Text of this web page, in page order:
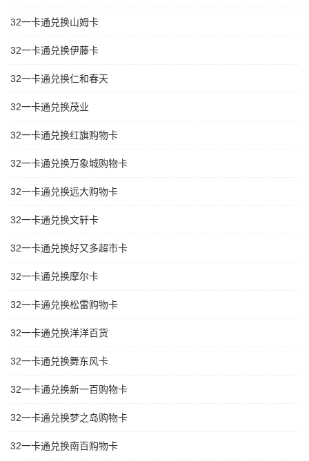
32一卡通兑换山姆卡
32一卡通兑换伊藤卡
32一卡通兑换仁和春天
32一卡通兑换茂业
32一卡通兑换红旗购物卡
32一卡通兑换万象城购物卡
32一卡通兑换远大购物卡
32一卡通兑换文轩卡
32一卡通兑换好又多超市卡
32一卡通兑换摩尔卡
32一卡通兑换松雷购物卡
32一卡通兑换洋洋百货
32一卡通兑换舞东风卡
32一卡通兑换新一百购物卡
32一卡通兑换梦之岛购物卡
32一卡通兑换南百购物卡